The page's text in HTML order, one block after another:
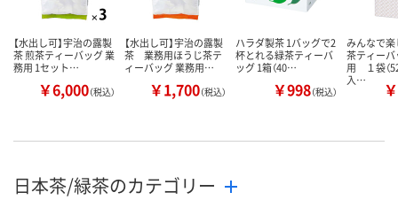
【水出し可】宇治の露製
茶 煎茶ティーバッグ 業
務用 1セット…
￥6,000（税込）
【水出し可】宇治の露製
茶 業務用ほうじ茶テ
ィーバッグ 業務用…
￥1,700（税込）
ハラダ製茶 1バッグで2
杯とれる緑茶ティーバ
ッグ 1箱（40…
￥998（税込）
みんなで
茶ティー
用 １袋（
入…
日本茶/緑茶のカテゴリー